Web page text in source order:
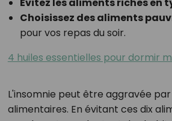
Choisissez des aliments
pour vos repas du soir.
4 huiles essentielles pour dormir
L'insomnie peut être aggravée
alimentaires. En évitant ces dix